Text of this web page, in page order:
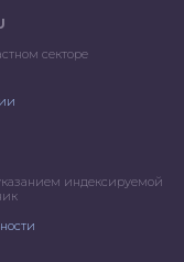
секторе
индексируемой